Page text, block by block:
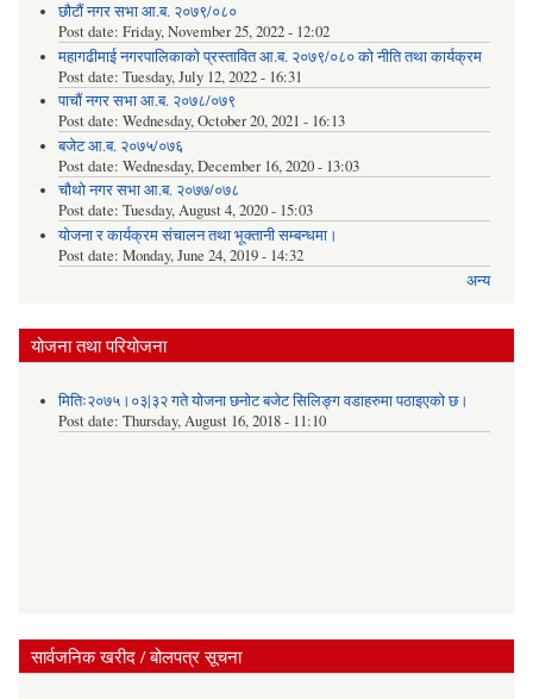
छौटौं नगर सभा आ.ब. २०७९/०८०
Post date: Friday, November 25, 2022 - 12:02
महागढीमाई नगरपालिकाको प्रस्तावित आ.ब. २०७९/०८० को नीति तथा कार्यक्रम
Post date: Tuesday, July 12, 2022 - 16:31
पाचौं नगर सभा आ.ब. २०७८/०७९
Post date: Wednesday, October 20, 2021 - 16:13
बजेट आ.ब. २०७५/०७६
Post date: Wednesday, December 16, 2020 - 13:03
चौथो नगर सभा आ.ब. २०७७/०७८
Post date: Tuesday, August 4, 2020 - 15:03
योजना र कार्यक्रम संचालन तथा भूक्तानी सम्बन्धमा।
Post date: Monday, June 24, 2019 - 14:32
अन्य
योजना तथा परियोजना
मितिः२०७५।०३|३२ गते योजना छनोट बजेट सिलिङ्ग वडाहरुमा पठाइएको छ​।
Post date: Thursday, August 16, 2018 - 11:10
सार्वजनिक खरीद / बोलपत्र सूचना